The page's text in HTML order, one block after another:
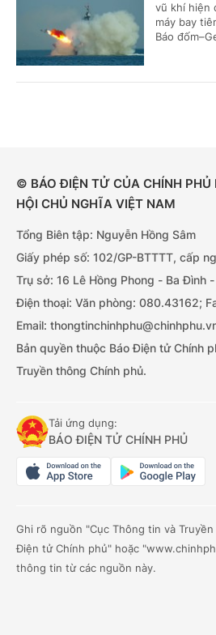
vũ khí hiện
máy bay
Báo
© BÁO ĐIỆN TỬ CỦA CHÍNH PHỦ
HỘI CHỦ NGHĨA VIỆT NAM
Tổng Biên tập: Nguyễn Hồng Sâm
Giấy phép số: 102/GP-BTTTT, cấp
Trụ sở: 16 Lê Hồng Phong - Ba Đình -
Điện thoại: Văn phòng: 080.43162;
Email:
Bản quyền thuộc Báo Điện tử Chính
Truyền thông Chính phủ.
Tải ứng dụng:
BÁO ĐIỆN TỬ CHÍNH PHỦ
Ghi rõ nguồn "Cục Thông tin và
Điện tử Chính phủ" hoặc
thông tin từ các nguồn này.